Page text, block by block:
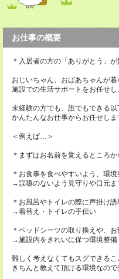
お仕事の概要
＊入居者の方の「ありがとう」が
おじいちゃん、おばあちゃんが暮
施設での生活サポートをお任せし
未経験の方でも、誰でもできる以
かんたんなお仕事からお任せしま
＜例えば…＞
＊まずはお名前を覚えるところか
＊お食事を食べやすいよう、環境
→誤嚥のないよう見守りや口元
＊お風呂やトイレの際に声掛け誘
→着替え・トイレの手伝い
＊ベッドシーツの取り換えや、
→施設内をきれいに保つ環境整備
難しく考えなくてもスグできるこ
きちんと教えて頂ける環境なので